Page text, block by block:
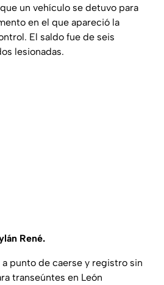
un vehículo se detuvo para
en el que apareció la
El saldo fue de seis
lesionadas.
René.
a punto de caerse y registro sin
transeúntes en León